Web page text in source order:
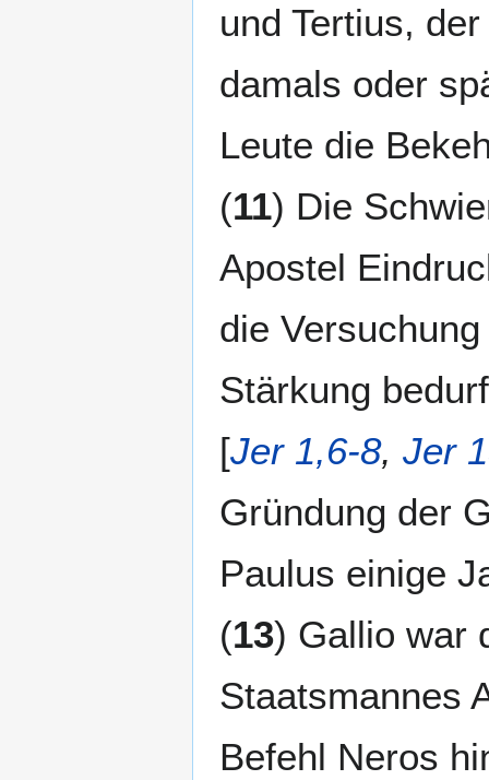
und Tertius,
damals oder
Leute die
(11) Die
Apostel
die
Stärkung
[Jer 1,6-8, Jer
Gründung der
Paulus einige
(13) Gallio war
Staatsmannes
Befehl Neros